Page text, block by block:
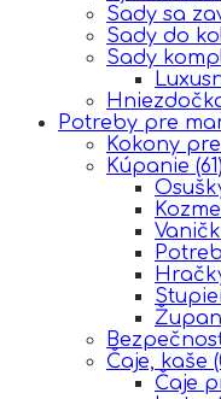
Sady sa
Sady do
Sady
Potreby pre
Kokony
Kúpanie (61)
Čaje, kaše
Čaje